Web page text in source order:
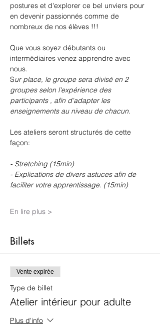
postures et d'explorer ce bel unviers pour
en devenir passionnés comme de
nombreux de nos élèves !!!
Que vous soyez débutants ou
intermédiaires venez apprendre avec
nous.
Sur place, le groupe sera divisé en 2
groupes selon l'expérience des
participants , afin d'adapter les
enseignements au niveau de chacun.
Les ateliers seront structurés de cette
façon:
- Stretching (15min)
- Explications de divers astuces afin de
faciliter votre apprentissage. (15min)
En lire plus >
Billets
Vente expirée
Type de billet
Atelier intérieur pour adulte
Plus d'info